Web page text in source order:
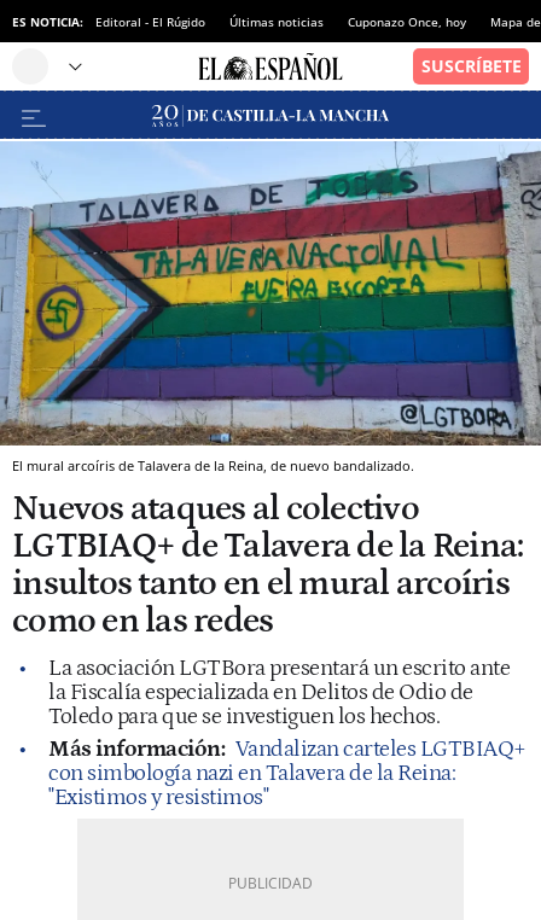
ES NOTICIA: Editoral - El Rúgido Últimas noticias Cuponazo Once, hoy Mapa
El mural arcoíris de Talavera de la Reina, de nuevo bandalizado.
Nuevos ataques al colectivo
LGTBIAQ+ de Talavera de la Reina:
insultos tanto en el mural arcoíris
como en las redes
La asociación LGTBora presentará un escrito ante
la Fiscalía especializada en Delitos de Odio de
Toledo para que se investiguen los hechos.
Más información: Vandalizan carteles LGTBIAQ+
con simbología nazi en Talavera de la Reina:
"Existimos y resistimos"